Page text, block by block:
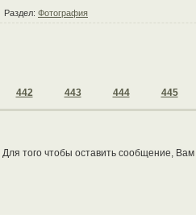
Раздел: Фотография
442 443 444 445
Для того чтобы оставить сообщение,